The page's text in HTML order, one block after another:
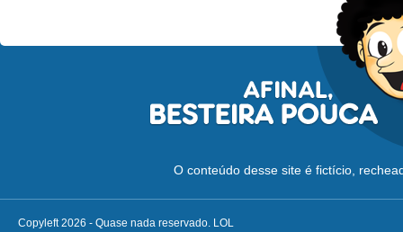
O conteúdo desse site é fictício,
Copyleft 2026 - Quase nada reservado. LOL